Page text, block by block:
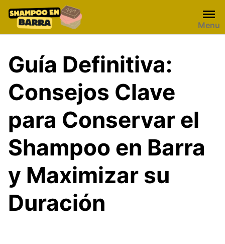
content
Menu
Guía Definitiva:
Consejos Clave
para Conservar el
Shampoo en Barra
y Maximizar su
Duración